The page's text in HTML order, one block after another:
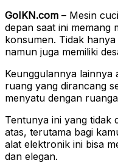
GoIKN.com – Mesin
depan saat ini memang
konsumen. Tidak
namun juga memiliki
Keunggulannya lainnya
ruang yang dirancang
menyatu dengan
Tentunya ini yang tidak
atas, terutama bagi
alat elektronik ini bisa
dan elegan.